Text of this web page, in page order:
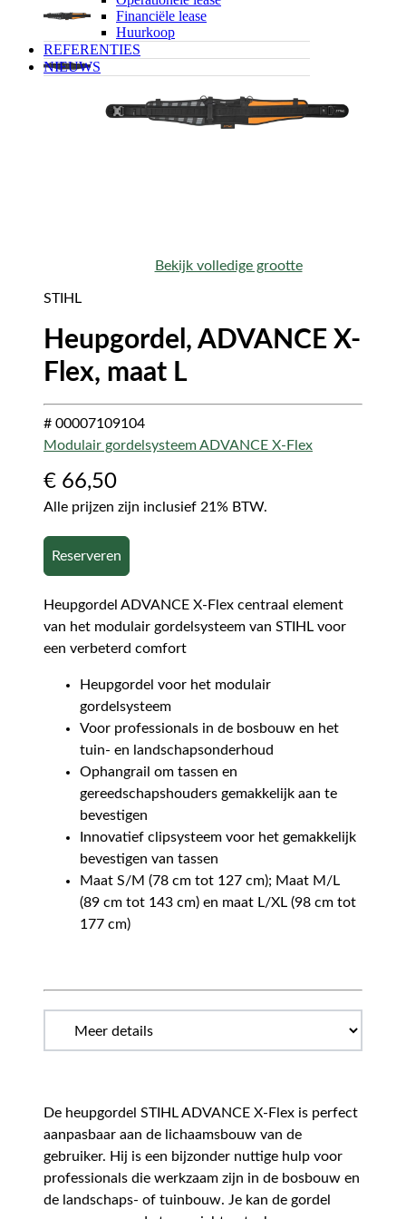
Financiële lease
Huurkoop
REFERENTIES
NIEUWS
Bekijk volledige grootte
STIHL
Heupgordel, ADVANCE X-
Flex, maat L
# 00007109104
Modulair gordelsysteem ADVANCE X-Flex
€ 66,50
Alle prijzen zijn inclusief 21% BTW.
Reserveren
Heupgordel ADVANCE X-Flex centraal element
van het modulair gordelsysteem van STIHL voor
een verbeterd comfort
Heupgordel voor het modulair
gordelsysteem
Voor professionals in de bosbouw en het
tuin- en landschapsonderhoud
Ophangrail om tassen en
gereedschapshouders gemakkelijk aan te
bevestigen
Innovatief clipsysteem voor het gemakkelijk
bevestigen van tassen
Maat S/M (78 cm tot 127 cm); Maat M/L
(89 cm tot 143 cm) en maat L/XL (98 cm tot
177 cm)
De heupgordel STIHL ADVANCE X-Flex is perfect
aanpasbaar aan de lichaamsbouw van de
gebruiker. Hij is een bijzonder nuttige hulp voor
professionals die werkzaam zijn in de bosbouw en
de landschaps- of tuinbouw. Je kan de gordel